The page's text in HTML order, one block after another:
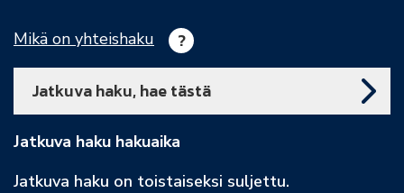
Mikä on yhteishaku
Jatkuva haku, hae tästä
Jatkuva haku hakuaika
Jatkuva haku on toistaiseksi suljettu.